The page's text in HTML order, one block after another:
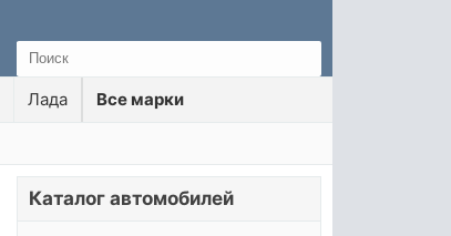
Лада Все марки
Каталог автомобилей